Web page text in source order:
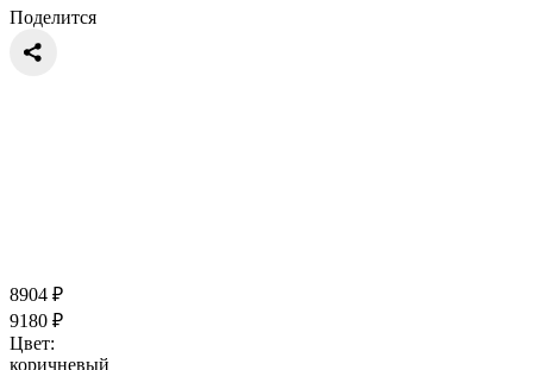
Поделится
8904 ₽
9180 ₽
Цвет:
коричневый